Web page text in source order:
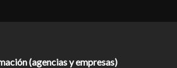
(agencias y empresas)